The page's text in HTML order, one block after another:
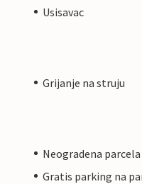
Usisavac
Grijanje na struju
Neogradena parcela
Gratis parking na